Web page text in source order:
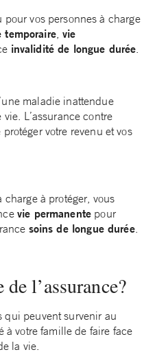
pour vos personnes à charge
temporaire, vie
invalidité de longue durée
maladie inattendue
L’assurance contre
votre revenu et vos
charge à protéger, vous
vie permanente pour
soins de longue durée.
l’assurance?
qui peuvent survenir au
à votre famille de faire face
la vie.